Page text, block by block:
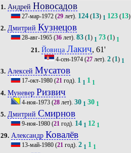
1. Андрей Новосадов
27-мар-1972 (29 лет). 124 (13) 1 123 (13)
2. ДмитрийКузнецов
28-авг-1965 (36 лет).83 (1) 1 73 (1) 1
21. ЙовицаЛакич, 61'
4-сен-1974(27лет). 2(1) 1
3. Алексей Мусатов
17-окт-1980 (21 год). 1 1 1 1
4. Муневер Ризвич
4-ноя-1973 (28 лет).30 1 30 1
5. ДмитрийСмирнов
9-ноя-1980 (21 год). 14 1 12 1
29. АлександрКовалёв
13-май-1980 (21 год).2 1 1 1